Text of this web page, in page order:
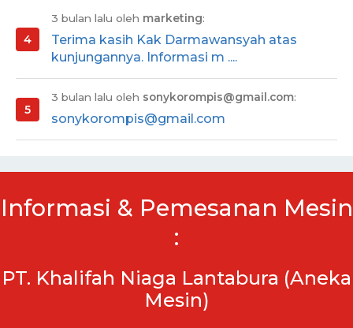
3 bulan lalu oleh marketing:
Terima kasih Kak Darmawansyah atas
kunjungannya. Informasi m ....
3 bulan lalu oleh sonykorompis@gmail.com:
sonykorompis@gmail.com
Informasi & Pemesanan Mesin
:
PT. Khalifah Niaga Lantabura (Aneka
Mesin)